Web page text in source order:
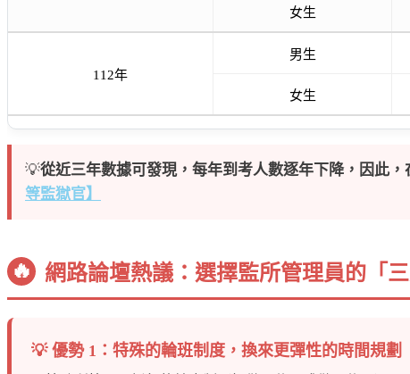
女生
112年
男生
女生
💡從近三年數據可發現，每年到考人數逐年下降，因此
等監獄官】
🔥 網路論壇熱議：選擇監所管理員的「三
💡 優勢 1：特殊的輪班制度，換來更彈性的時間規劃